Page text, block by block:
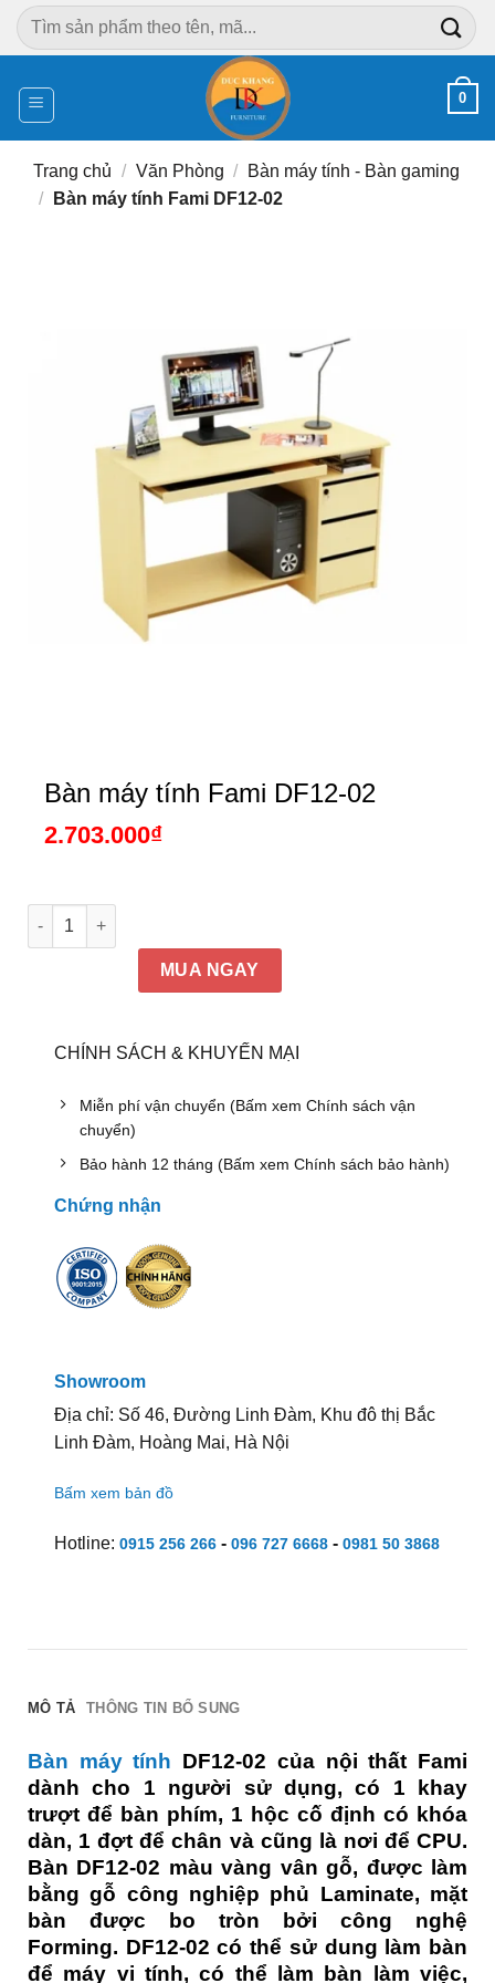
Chuyển
đến
dung
Tìm
kiếm:
0
Trang chủ / Văn Phòng / Bàn máy tính - Bàn gaming
/
Bàn máy tính Fami DF12-02
Bàn máy tính Fami DF12-02
2.703.000₫
Bàn máy tính Fami DF12-02 số lượng
MUA NGAY
CHÍNH SÁCH & KHUYẾN MẠI
Miễn phí vận chuyển (Bấm xem Chính sách vận
chuyển)
Bảo hành 12 tháng (Bấm xem Chính sách bảo hành)
Chứng nhận
Showroom
Địa chỉ: Số 46, Đường Linh Đàm, Khu đô thị Bắc
Linh Đàm, Hoàng Mai, Hà Nội
Bấm xem bản đồ
Hotline: 0915 256 266- 096 727 6668- 0981 50 3868
MÔ TẢ THÔNG TIN BỔ SUNG
Bàn máy tính DF12-02 của nội thất Fami
dành cho 1 người sử dụng, có 1 khay
trượt để bàn phím, 1 hộc cố định có khóa
dàn, 1 đợt để chân và cũng là nơi để CPU.
Bàn DF12-02 màu vàng vân gỗ, được làm
bằng gỗ công nghiệp phủ Laminate, mặt
bàn được bo tròn bởi công nghệ
Forming. DF12-02 có thể sử dung làm bàn
để máy vi tính, có thể làm bàn làm việc,